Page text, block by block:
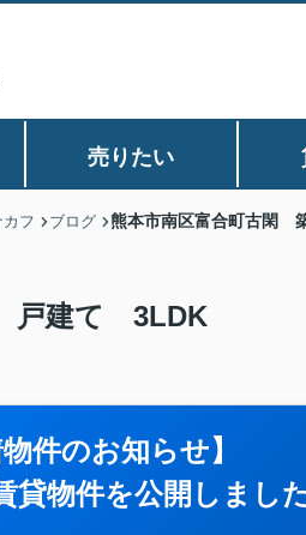
売りたい
フ ブログ 熊本市南区富合町古閑
戸建て 3LDK
物件のお知らせ】
貸物件を公開しまし